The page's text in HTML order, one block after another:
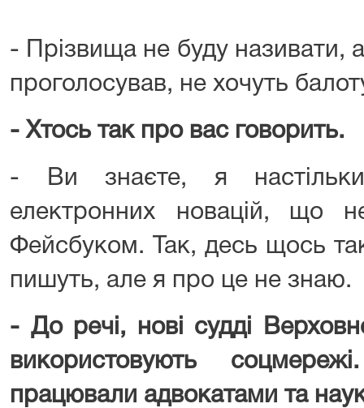
- Прізвища не буду називати,
проголосував, не хочуть
- Хтось так про вас говорить.
- Ви знаєте, я
електронних новацій, що
Фейсбуком. Так, десь щось
пишуть, але я про це не знаю.
- До речі, нові судді
використовують
працювали адвокатами та